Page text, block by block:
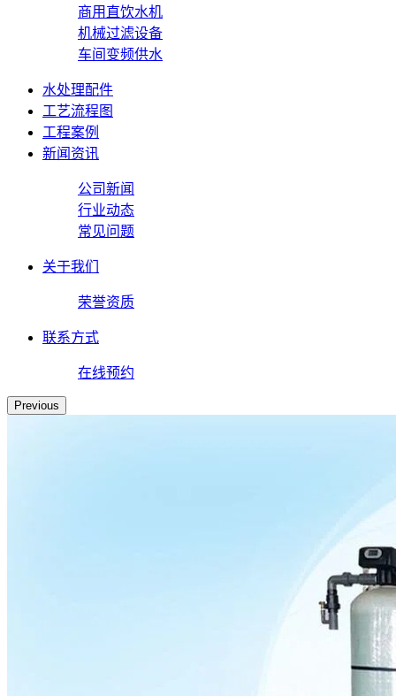
商用直饮水机
机械过滤设备
车间变频供水
水处理配件
工艺流程图
工程案例
新闻资讯
公司新闻
行业动态
常见问题
关于我们
荣誉资质
联系方式
在线预约
Previous